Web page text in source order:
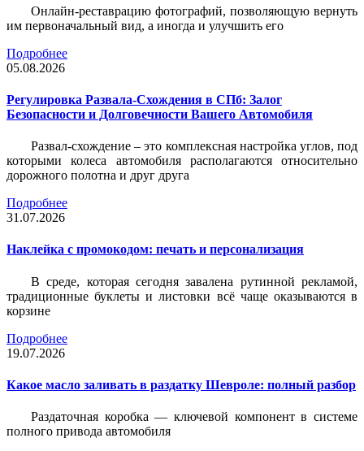
Онлайн-реставрацию фотографий, позволяющую вернуть
им первоначальный вид, а иногда и улучшить его
Подробнее
05.08.2026
Регулировка Развала-Схождения в СПб: Залог
Безопасности и Долговечности Вашего Автомобиля
Развал-схождение – это комплексная настройка углов, под
которыми колеса автомобиля располагаются относительно
дорожного полотна и друг друга
Подробнее
31.07.2026
Наклейка c промокодом: печать и персонализация
В среде, которая сегодня завалена рутинной рекламой,
традиционные буклеты и листовки всё чаще оказываются в
корзине
Подробнее
19.07.2026
Какое масло заливать в раздатку Шевроле: полный разбор
Раздаточная коробка — ключевой компонент в системе
полного привода автомобиля